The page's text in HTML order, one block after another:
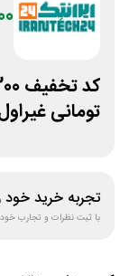
تومانی
تجربه خرید خود
با ثبت نظرات و تجارب خود